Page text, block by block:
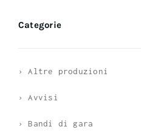
Categorie
› Altre produzioni
› Avvisi
› Bandi di gara